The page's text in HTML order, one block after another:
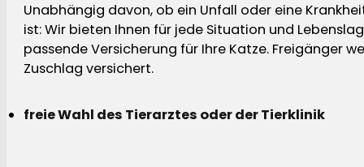
Unabhängig davon, ob ein Unfall oder eine
ist: Wir bieten Ihnen für jede Situation und
passende Versicherung für Ihre Katze. Freigänger
Zuschlag versichert.
freie Wahl des Tierarztes oder der Tierklinik